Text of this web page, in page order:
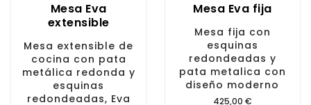
Mesa Eva
extensible
Mesa extensible de
cocina con pata
metálica redonda y
esquinas
redondeadas, Eva
Mesa Eva fija
Mesa fija con
esquinas
redondeadas y
pata metalica con
diseño moderno
Precio
425,00 €